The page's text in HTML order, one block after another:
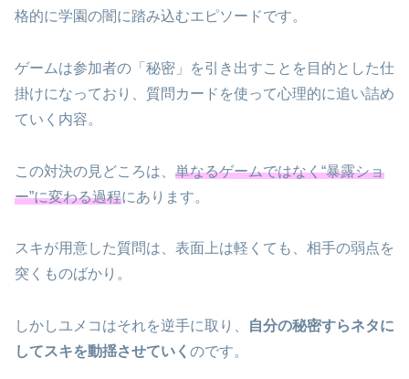
格的に学園の闇に踏み込むエピソードです。
ゲームは参加者の「秘密」を引き出すことを目的とした仕
掛けになっており、質問カードを使って心理的に追い詰め
ていく内容。
この対決の見どころは、 単なるゲームではなく“暴露ショ
ー”に変わる過程にあります。
スキが用意した質問は、表面上は軽くても、相手の弱点を
突くものばかり。
しかしユメコはそれを逆手に取り、
自分の秘密すらネタに
してスキを動揺させていく のです。